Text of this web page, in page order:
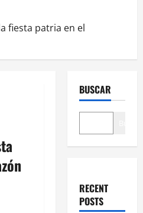
fiesta patria en el
BUSCAR
RECENT
POSTS